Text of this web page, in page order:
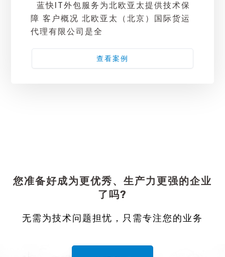
蓝快IT外包服务为北欧亚太提供技术保
障 客户概况 北欧亚太（北京）国际货运
代理有限公司是全
查看案例
您准备好成为更优秀、生产力更强的企业
了吗?
无需为技术问题担忧，只需专注您的业务